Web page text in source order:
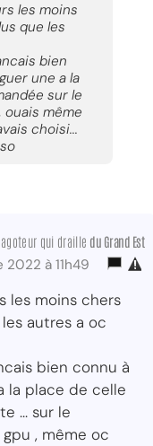
les moins
que les
bien
une a la
sur le
ouais même
choisi...
qui draille du Grand Est
à 11h49
les moins chers
autres a oc
bien connu à
la place de celle
... sur le
, même oc